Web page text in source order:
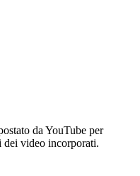
da YouTube per
dei video incorporati.